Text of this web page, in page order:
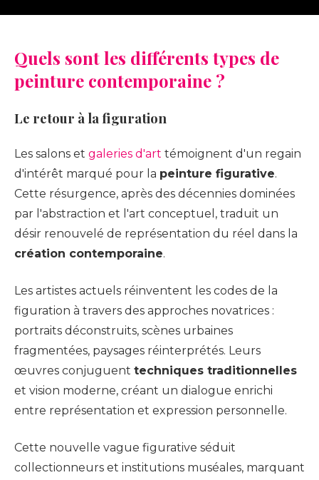
Quels sont les différents types de
peinture contemporaine ?
Le retour à la figuration
Les salons et galeries d'art témoignent d'un regain
d'intérêt marqué pour la peinture figurative.
Cette résurgence, après des décennies dominées
par l'abstraction et l'art conceptuel, traduit un
désir renouvelé de représentation du réel dans la
création contemporaine.
Les artistes actuels réinventent les codes de la
figuration à travers des approches novatrices :
portraits déconstruits, scènes urbaines
fragmentées, paysages réinterprétés. Leurs
œuvres conjuguent techniques traditionnelles
et vision moderne, créant un dialogue enrichi
entre représentation et expression personnelle.
Cette nouvelle vague figurative séduit
collectionneurs et institutions muséales, marquant